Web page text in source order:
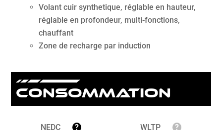
Volant cuir synthetique, réglable en hauteur,
réglable en profondeur, multi-fonctions,
chauffant
Zone de recharge par induction
Consommation
NEDC ? WLTP ?